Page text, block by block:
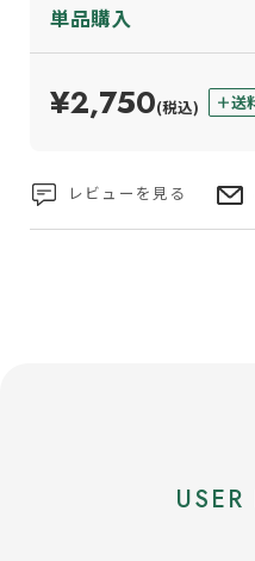
単品購入
¥2,750(税込)
レビューを見る